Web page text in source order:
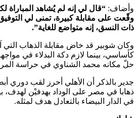
وأضاف: “قال لي إنه لم يُشاهد المباراة
وقّعت على مقابلة كبيرة، تمنى لي
ذات النسق، إنه متواضع للغاية”.
وكان شوبير قد خاض مقابلة الذهاب التي
كأساسي، بينما لازم دكة البدلاء في
حلّ مكانه محمد الشناوي في حراسة
جدير بالذكر أن الأهلي أحرز لقب دوري
ذهابا في مصر على الوداد بهدفيْن لهدف،
في الدار البيضاء بالتعادل هدف لمثله.